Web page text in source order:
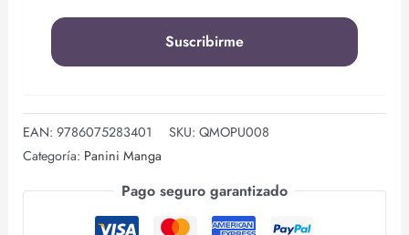
EAN: 9786075283401 SKU: QMOPU008
Categoría: Panini Manga
Pago seguro garantizado